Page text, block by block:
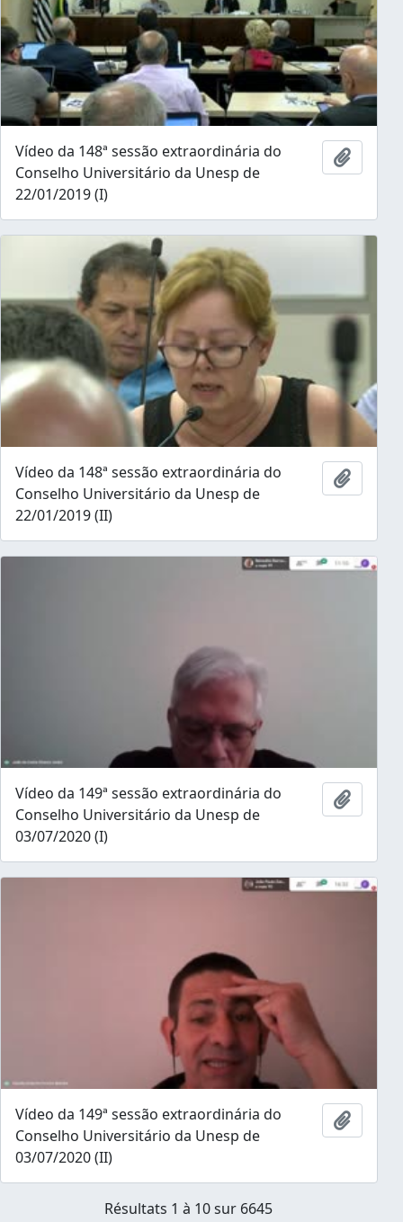
Vídeo da 148ª sessão extraordinária do
Conselho Universitário da Unesp de
22/01/2019 (I)
Ajouter
Vídeo da 148ª sessão extraordinária do
Conselho Universitário da Unesp de
22/01/2019 (II)
Ajouter
Vídeo da 149ª sessão extraordinária do
Conselho Universitário da Unesp de
03/07/2020 (I)
Ajouter
Vídeo da 149ª sessão extraordinária do
Conselho Universitário da Unesp de
03/07/2020 (II)
Ajouter
Résultats 1 à 10 sur 6645